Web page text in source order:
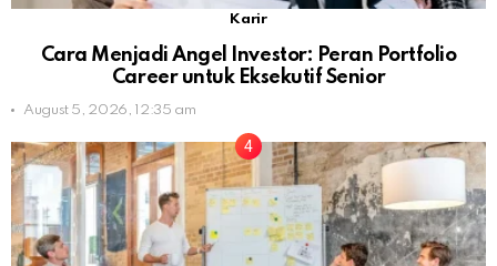
Karir
Cara Menjadi Angel Investor: Peran Portfolio
Career untuk Eksekutif Senior
August 5, 2026, 12:35 am